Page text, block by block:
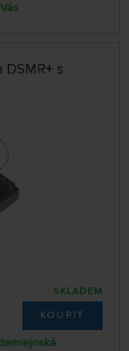
DSMR+ s
SKLADEM
KOUPIT